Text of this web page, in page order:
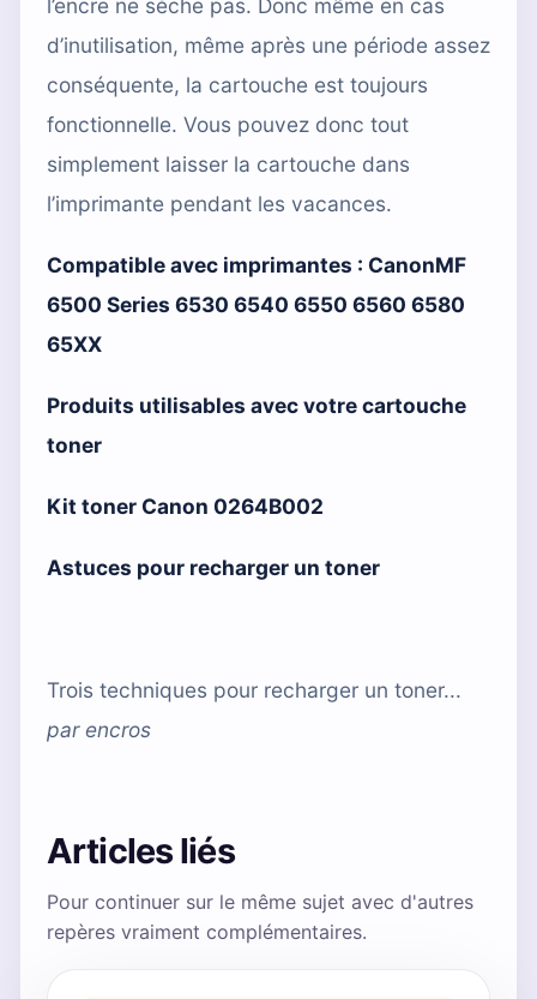
l’encre ne sèche pas. Donc même en cas
d’inutilisation, même après une période assez
conséquente, la cartouche est toujours
fonctionnelle. Vous pouvez donc tout
simplement laisser la cartouche dans
l’imprimante pendant les vacances.
Compatible avec imprimantes : CanonMF
6500 Series 6530 6540 6550 6560 6580
65XX
Produits utilisables avec votre cartouche
toner
Kit toner Canon 0264B002
Astuces pour recharger un toner
Trois techniques pour recharger un toner...
parencros
Articles liés
Pour continuer sur le même sujet avec d'autres
repères vraiment complémentaires.